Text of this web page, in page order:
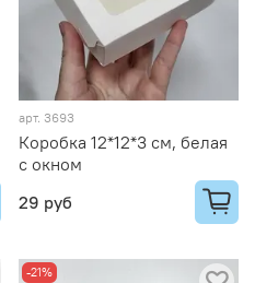
арт. 3693
Коробка 12*12*3 см, белая
с окном
29 руб
-21%